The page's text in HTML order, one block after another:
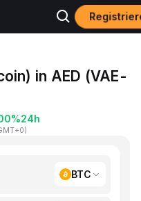
in AED (VAE-
24h
)
BTC